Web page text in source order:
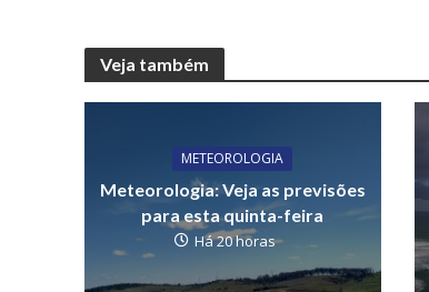
Veja também
METEOROLOGIA
Meteorologia: Veja as previsões
para esta quinta-feira
Há 20 horas